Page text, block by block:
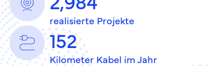
realisierte Projekte
152
Kilometer Kabel im Jahr